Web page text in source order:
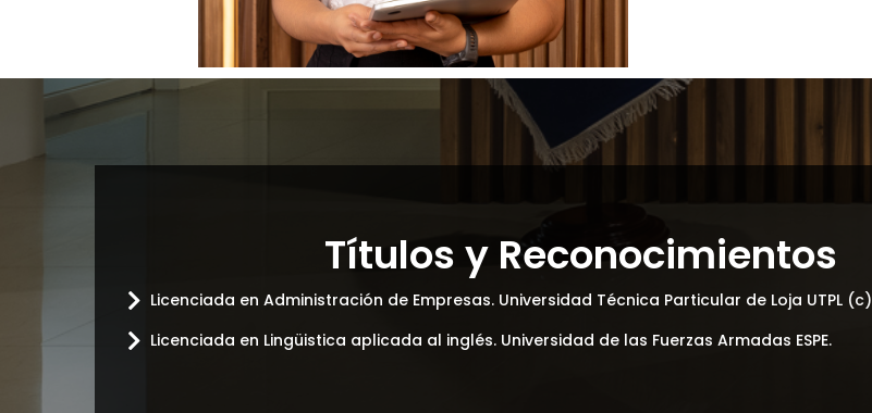
Títulosy Reconocimientos
Licenciada en Administración de Empresas. Universidad Técnica Particular de Loja UTPL (c)
Licenciada en Lingüistica aplicada al inglés. Universidad de las Fuerzas Armadas ESPE.